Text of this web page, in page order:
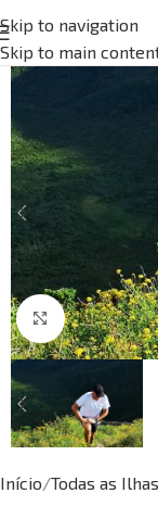
Skip to navigation
Skip to main
Click to
Início Todas as Ilhas